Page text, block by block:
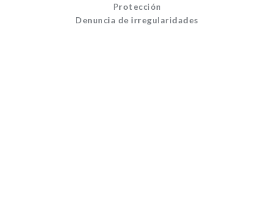
Protección
Denuncia de irregularidades